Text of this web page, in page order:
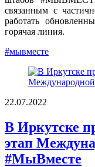
связанным с
работать
горячая линия.
#мывместе
22.07.2022
В Иркутске
этап
#МыВместе